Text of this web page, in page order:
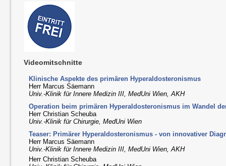
Videomitschnitte
Klinische Aspekte des primären Hyperaldosteronismus
Herr Marcus Säemann
Univ.-Klinik für Innere Medizin III, MedUni Wien, AKH
Operation beim primären Hyperaldosteronismus im Wandel
Herr Christian Scheuba
Univ.-Klinik für Chirurgie, MedUni Wien
Teaser: Primärer Hyperaldosteronismus - von innovativer
Herr Marcus Säemann
Univ.-Klinik für Innere Medizin III, MedUni Wien, AKH
Herr Christian Scheuba